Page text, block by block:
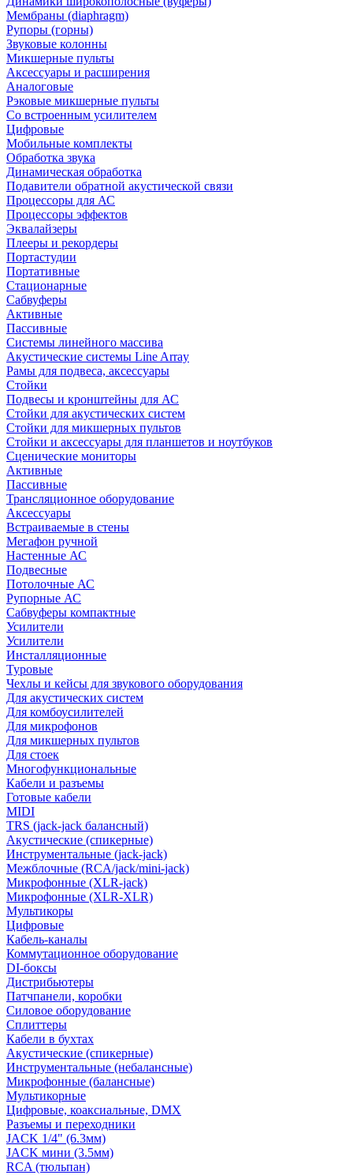
Мембраны (diaphragm)
Рупоры (горны)
Звуковые колонны
Микшерные пульты
Аксессуары и расширения
Аналоговые
Рэковые микшерные пульты
Со встроенным усилителем
Цифровые
Мобильные комплекты
Обработка звука
Динамическая обработка
Подавители обратной акустической связи
Процессоры для АС
Процессоры эффектов
Эквалайзеры
Плееры и рекордеры
Портастудии
Портативные
Стационарные
Сабвуферы
Активные
Пассивные
Системы линейного массива
Акустические системы Line Array
Рамы для подвеса, аксессуары
Стойки
Подвесы и кронштейны для АС
Стойки для акустических систем
Стойки для микшерных пультов
Стойки и аксессуары для планшетов и ноутбуков
Сценические мониторы
Активные
Пассивные
Трансляционное оборудование
Аксессуары
Встраиваемые в стены
Мегафон ручной
Настенные АС
Подвесные
Потолочные АС
Рупорные АС
Сабвуферы компактные
Усилители
Усилители
Инсталляционные
Туровые
Чехлы и кейсы для звукового оборудования
Для акустических систем
Для комбоусилителей
Для микрофонов
Для микшерных пультов
Для стоек
Многофункциональные
Кабели и разъемы
Готовые кабели
MIDI
TRS (jack-jack балансный)
Акустические (спикерные)
Инструментальные (jack-jack)
Межблочные (RCA/jack/mini-jack)
Микрофонные (XLR-jack)
Микрофонные (XLR-XLR)
Мультикоры
Цифровые
Кабель-каналы
Коммутационное оборудование
DI-боксы
Дистрибьютеры
Патчпанели, коробки
Силовое оборудование
Сплиттеры
Кабели в бухтах
Акустические (спикерные)
Инструментальные (небалансные)
Микрофонные (балансные)
Мультикорные
Цифровые, коаксиальные, DMX
Разъемы и переходники
JACK 1/4" (6.3мм)
JACK мини (3.5мм)
RCA (тюльпан)